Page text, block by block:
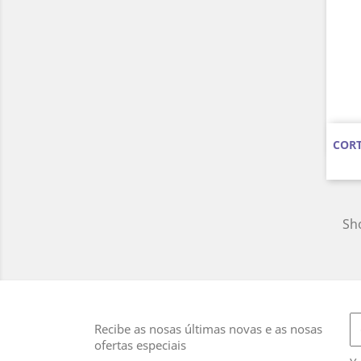
Recibe as nosas últimas novas e as nosas
ofertas especiais